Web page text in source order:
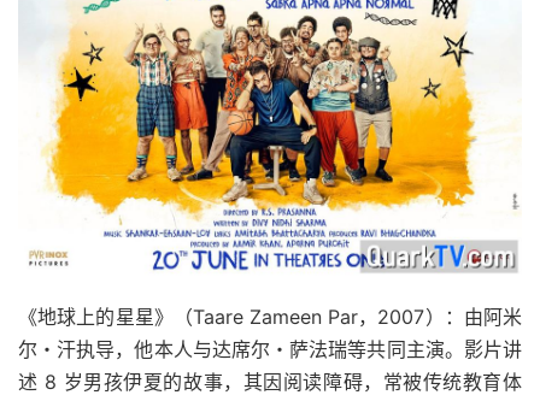
《地球上的星星》（Taare Zameen Par，2007）：由阿米
尔・汗执导，他本人与达席尔・萨法瑞等共同主演。影片讲
述 8 岁男孩伊夏的故事，其因阅读障碍，常被传统教育体